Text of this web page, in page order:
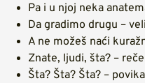
Pa i u njoj neka
Da gradimo drugu –
A ne možeš naći
Znate, ljudi, šta? –
Šta? Šta? Šta? –